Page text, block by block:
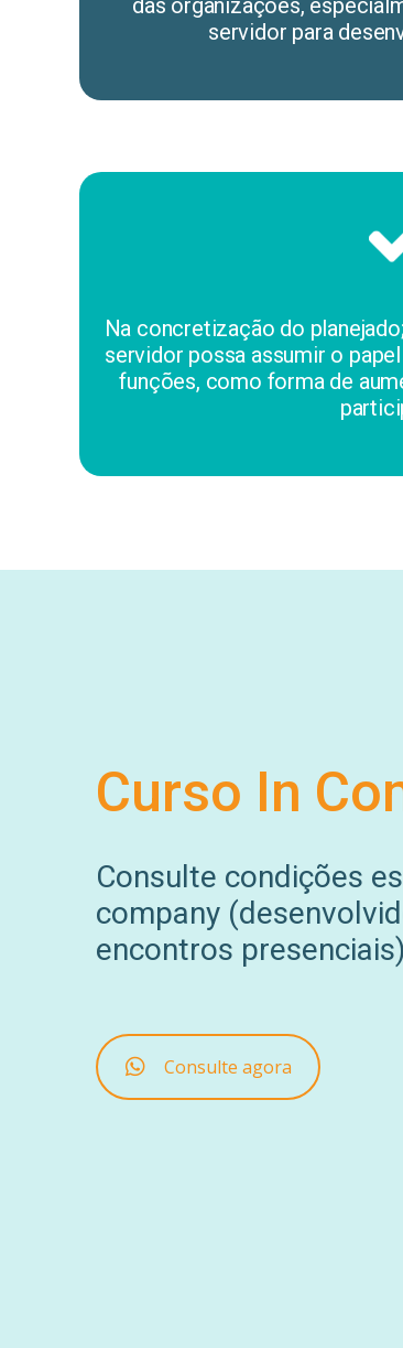
das organizações,
servidor para
Na concretização do
servidor possa assumir o
funções, como forma de
Curso In
Consulte condições
company
encontros presenciais)
Consulte agora